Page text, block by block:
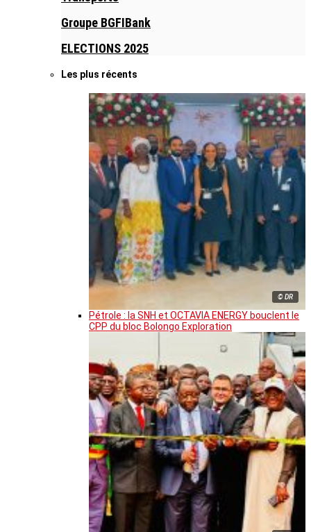
Groupe BGFIBank
ELECTIONS 2025
Les plus récents
© DR
Pétrole : la SNH et OCTAVIA ENERGY bouclent le
CPP du bloc Bolongo Exploration